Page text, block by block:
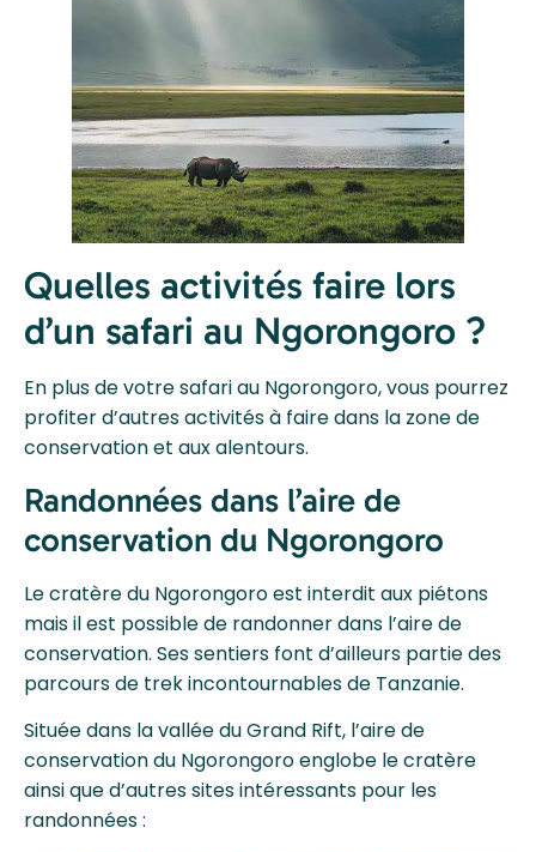
Quelles activités faire lors
d’un safari au Ngorongoro ?
En plus de votre safari au Ngorongoro, vous pourrez
profiter d’autres activités à faire dans la zone de
conservation et aux alentours.
Randonnées dans l’aire de
conservation du Ngorongoro
Le cratère du Ngorongoro est interdit aux piétons
mais il est possible de randonner dans l’aire de
conservation. Ses sentiers font d’ailleurs partie des
parcours de trek incontournables de Tanzanie.
Située dans la vallée du Grand Rift, l’aire de
conservation du Ngorongoro englobe le cratère
ainsi que d’autres sites intéressants pour les
randonnées :